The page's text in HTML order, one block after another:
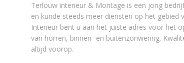
Terlouw interieur & Montage is een jong
en kunde steeds meer diensten op het gebied
Interieur bent u aan het juiste adres voor het
van horren, binnen- en buitenzonwering.
altijd voorop.